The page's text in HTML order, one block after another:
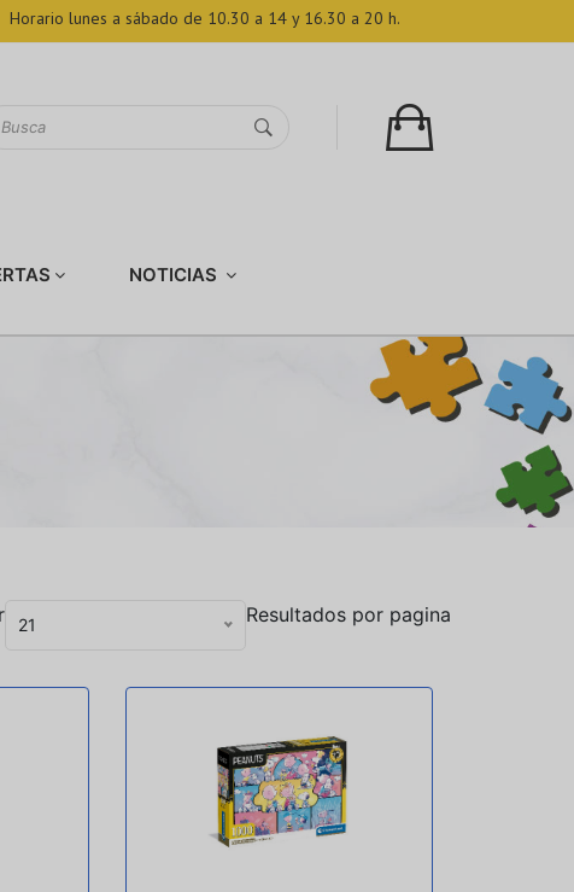
Horario lunes a sábado de 10.30 a 14 y 16.30 a 20 h.
NOTICIAS
Resultados por pagina
21